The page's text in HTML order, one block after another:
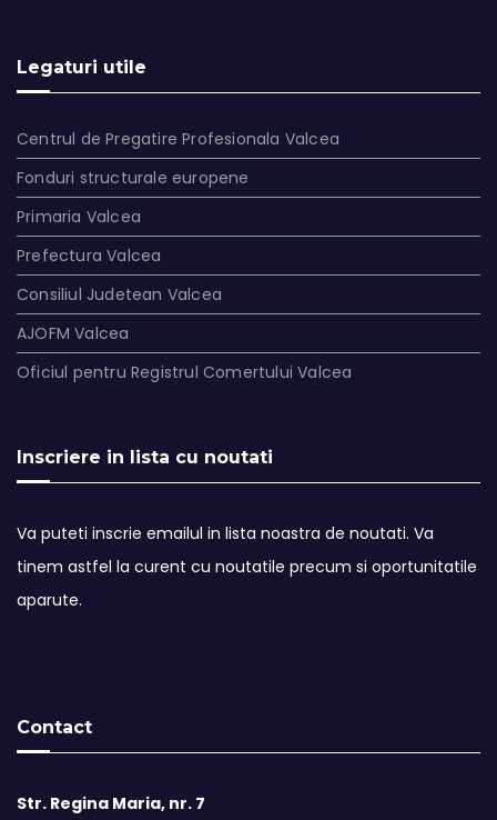
Legaturi utile
Centrul de Pregatire Profesionala Valcea
Fonduri structurale europene
Primaria Valcea
Prefectura Valcea
Consiliul Judetean Valcea
AJOFM Valcea
Oficiul pentru Registrul Comertului Valcea
Inscriere in lista cu noutati
Va puteti inscrie emailul in lista noastra de noutati. Va
tinem astfel la curent cu noutatile precum si oportunitatile
aparute.
Contact
Str. Regina Maria, nr. 7